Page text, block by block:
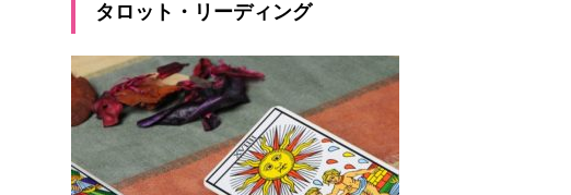
タロット・リーディング